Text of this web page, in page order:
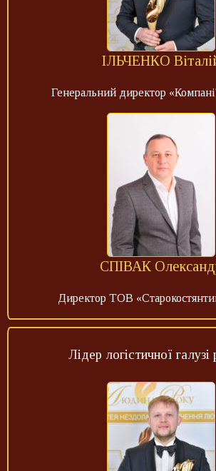
ІЛЬЧЕНКО
Генеральний директор
СПІВАК
Директор ТОВ
Лідер логістичної галузі